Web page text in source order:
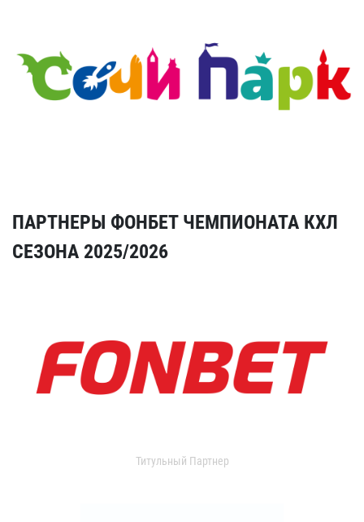
ПАРТНЕРЫ ФОНБЕТ ЧЕМПИОНАТА КХЛ
СЕЗОНА 2025/2026
Титульный Партнер